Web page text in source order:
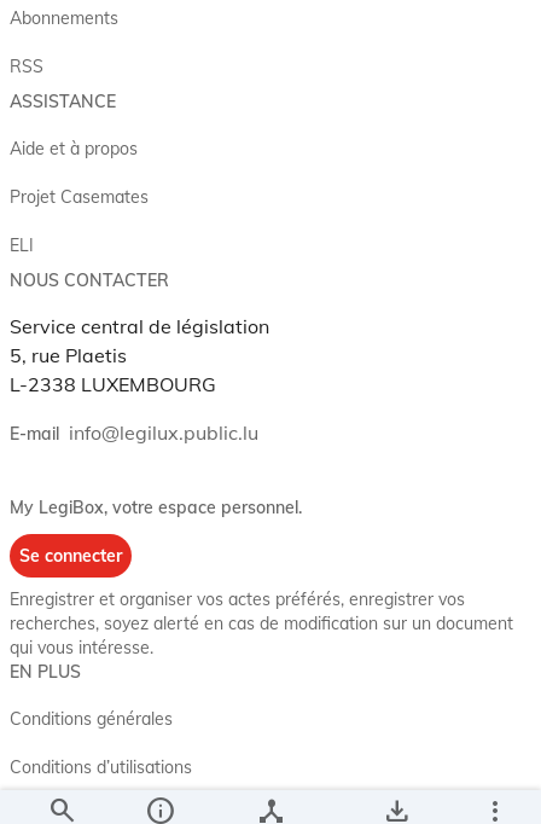
search info device_hub save_alt more_vert
Abonnements
RSS
ASSISTANCE
Aide et à propos
Projet Casemates
ELI
NOUS CONTACTER
Service central de législation
5, rue Plaetis
L-2338 LUXEMBOURG
E-mail info@legilux.public.lu
My LegiBox, votre espace personnel.
Se connecter
Enregistrer et organiser vos actes préférés, enregistrer vos
recherches, soyez alerté en cas de modification sur un document
qui vous intéresse.
EN PLUS
Conditions générales
Conditions d’utilisations
Accessibilité